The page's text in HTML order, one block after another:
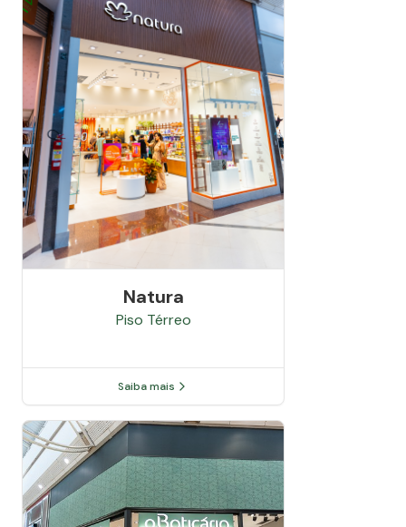
Natura
Piso Térreo
Saiba mais